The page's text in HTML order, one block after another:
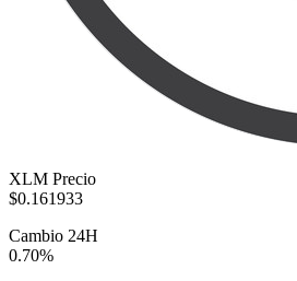
XLM Precio
$0.161933
Cambio 24H
0.70%